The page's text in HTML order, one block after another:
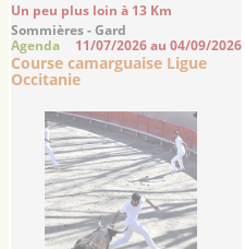
Un peu plus loin à 13 Km
Sommières - Gard
Agenda 11/07/2026 au 04/09/2026
Course camarguaise Ligue
Occitanie